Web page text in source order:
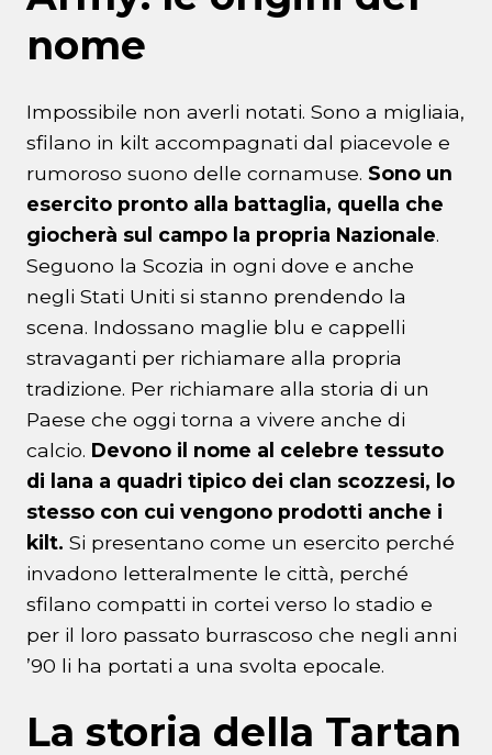
nome
Impossibile non averli notati. Sono a migliaia,
sfilano in kilt accompagnati dal piacevole e
rumoroso suono delle cornamuse. Sono un
esercito pronto alla battaglia, quella che
giocherà sul campo la propria Nazionale.
Seguono la Scozia in ogni dove e anche
negli Stati Uniti si stanno prendendo la
scena. Indossano maglie blu e cappelli
stravaganti per richiamare alla propria
tradizione. Per richiamare alla storia di un
Paese che oggi torna a vivere anche di
calcio. Devono il nome al celebre tessuto
di lana a quadri tipico dei clan scozzesi, lo
stesso con cui vengono prodotti anche i
kilt. Si presentano come un esercito perché
invadono letteralmente le città, perché
sfilano compatti in cortei verso lo stadio e
per il loro passato burrascoso che negli anni
’90 li ha portati a una svolta epocale.
La storia della Tartan